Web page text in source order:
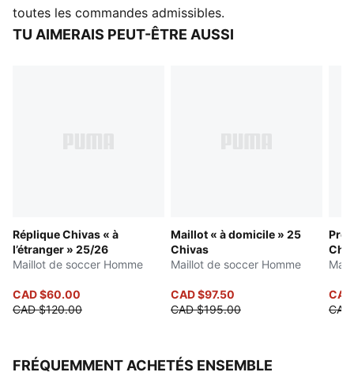
DÉTAILS
Coupe : Régulière
toutes les commandes admissibles.
TU AIMERAIS PEUT-ÊTRE AUSSI
Réplique Chivas « à
l’étranger » 25/26
Maillot de soccer Homme
CAD $60.00
CAD $120.00
Maillot « à domicile » 25
Chivas
Maillot de soccer Homme
CAD $97.50
CAD $195.00
FRÉQUEMMENT ACHETÉS ENSEMBLE